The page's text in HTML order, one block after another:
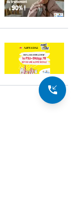
phone_callback